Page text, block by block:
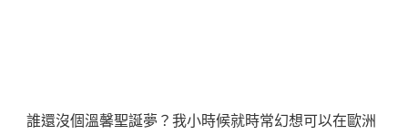
洲
誰還沒個溫馨聖誕夢？我小時候就時常幻想可以在歐洲